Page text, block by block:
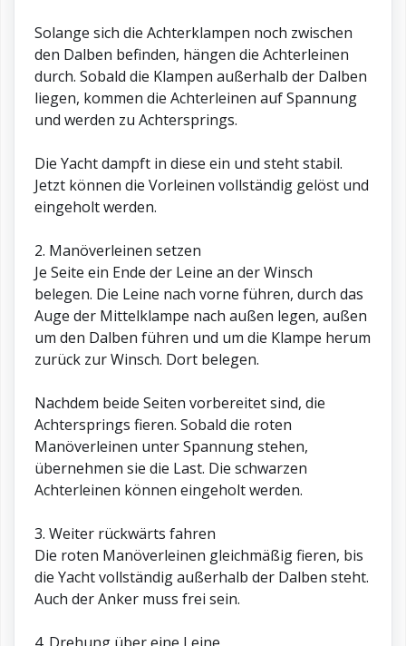
Solange sich die Achterklampen noch zwischen
den Dalben befinden, hängen die Achterleinen
durch. Sobald die Klampen außerhalb der Dalben
liegen, kommen die Achterleinen auf Spannung
und werden zu Achtersprings.
Die Yacht dampft in diese ein und steht stabil.
Jetzt können die Vorleinen vollständig gelöst und
eingeholt werden.
2. Manöverleinen setzen
Je Seite ein Ende der Leine an der Winsch
belegen. Die Leine nach vorne führen, durch das
Auge der Mittelklampe nach außen legen, außen
um den Dalben führen und um die Klampe herum
zurück zur Winsch. Dort belegen.
Nachdem beide Seiten vorbereitet sind, die
Achtersprings fieren. Sobald die roten
Manöverleinen unter Spannung stehen,
übernehmen sie die Last. Die schwarzen
Achterleinen können eingeholt werden.
3. Weiter rückwärts fahren
Die roten Manöverleinen gleichmäßig fieren, bis
die Yacht vollständig außerhalb der Dalben steht.
Auch der Anker muss frei sein.